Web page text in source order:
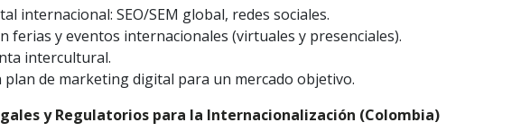
internacional: SEO/SEM global, redes sociales.
ferias y eventos internacionales (virtuales y presenciales).
intercultural.
plan de marketing digital para un mercado objetivo.
y Regulatorios para la Internacionalización (Colombia)